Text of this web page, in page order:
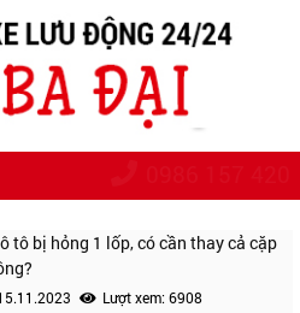
tô bị hỏng 1 lốp, có cần thay cả cặp
Lượt xem: 6908